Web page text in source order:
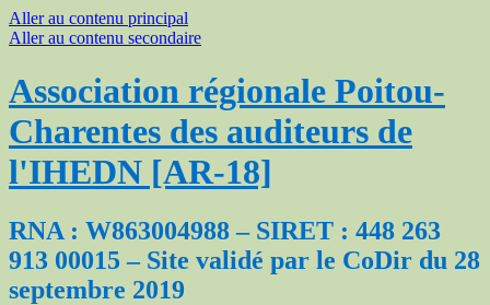
Aller au contenu principal
Aller au contenu secondaire
Association régionale Poitou-
Charentes des auditeurs de
l'IHEDN [AR-18]
RNA : W863004988 – SIRET : 448 263
913 00015 – Site validé par le CoDir du 28
septembre 2019